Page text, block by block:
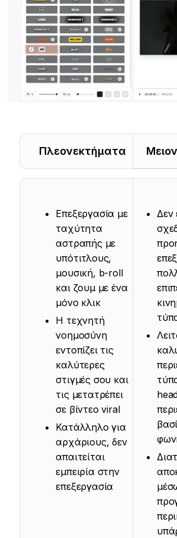
Πλεονεκτήματα
Επεξεργασία με
ταχύτητα
αστραπής με
υπότιτλους,
μουσική, b-roll
και ζουμ με ένα
μόνο κλικ
Η τεχνητή
νοημοσύνη
εντοπίζει τις
καλύτερες
στιγμές σου και
τις μετατρέπει
σε βίντεο viral
Κατάλληλο για
αρχάριους, δεν
απαιτείται
εμπειρία στην
επεξεργασία
Δεν